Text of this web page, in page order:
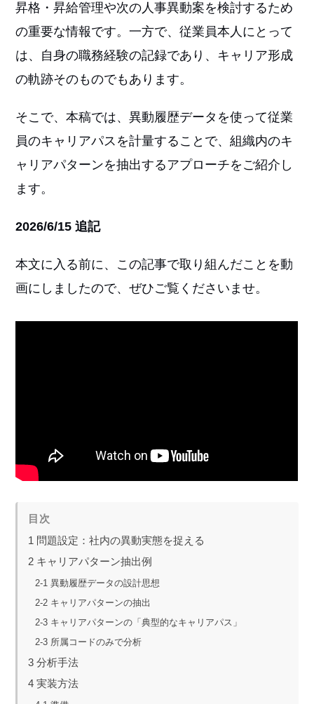
昇格・昇給管理や次の人事異動案を検討するため
の重要な情報です。一方で、従業員本人にとって
は、自身の職務経験の記録であり、キャリア形成
の軌跡そのものでもあります。
そこで、本稿では、異動履歴データを使って従業
員のキャリアパスを計量することで、組織内のキ
ャリアパターンを抽出するアプローチをご紹介し
ます。
2026/6/15 追記
本文に入る前に、この記事で取り組んだことを動
画にしましたので、ぜひご覧くださいませ。
目次
1 問題設定：社内の異動実態を捉える
2 キャリアパターン抽出例
2-1 異動履歴データの設計思想
2-2 キャリアパターンの抽出
2-3 キャリアパターンの「典型的なキャリアパス」
2-3 所属コードのみで分析
3 分析手法
4 実装方法